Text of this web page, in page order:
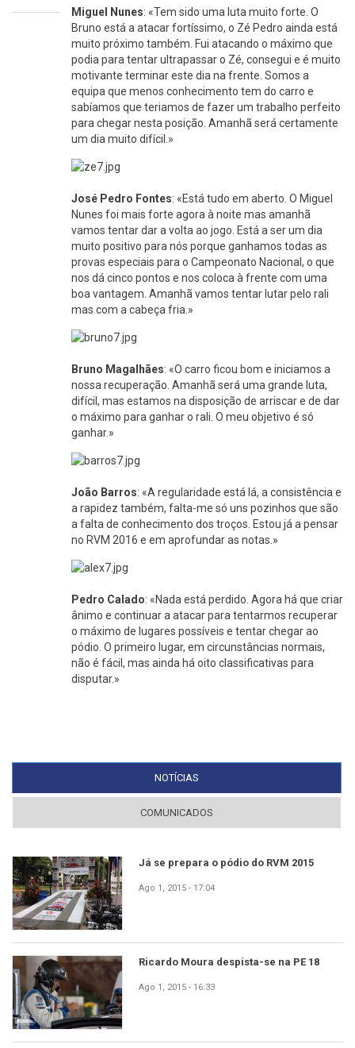
Miguel Nunes: «Tem sido uma luta muito forte. O
Bruno está a atacar fortíssimo, o Zé Pedro ainda está
muito próximo também. Fui atacando o máximo que
podia para tentar ultrapassar o Zé, consegui e é muito
motivante terminar este dia na frente. Somos a
equipa que menos conhecimento tem do carro e
sabíamos que teriamos de fazer um trabalho perfeito
para chegar nesta posição. Amanhã será certamente
um dia muito difícil.»
José Pedro Fontes: «Está tudo em aberto. O Miguel
Nunes foi mais forte agora à noite mas amanhã
vamos tentar dar a volta ao jogo. Está a ser um dia
muito positivo para nós porque ganhamos todas as
provas especiais para o Campeonato Nacional, o que
nos dá cinco pontos e nos coloca à frente com uma
boa vantagem. Amanhã vamos tentar lutar pelo rali
mas com a cabeça fria.»
Bruno Magalhães: «O carro ficou bom e iniciamos a
nossa recuperação. Amanhã será uma grande luta,
difícil, mas estamos na disposição de arriscar e de dar
o máximo para ganhar o rali. O meu objetivo é só
ganhar.»
João Barros: «A regularidade está lá, a consistência e
a rapidez também, falta-me só uns pozinhos que são
a falta de conhecimento dos troços. Estou já a pensar
no RVM 2016 e em aprofundar as notas.»
Pedro Calado: «Nada está perdido. Agora há que criar
ânimo e continuar a atacar para tentarmos recuperar
o máximo de lugares possíveis e tentar chegar ao
pódio. O primeiro lugar, em circunstâncias normais,
não é fácil, mas ainda há oito classificativas para
disputar.»
NOTÍCIAS
COMUNICADOS
Já se prepara o pódio do RVM 2015
Ago 1, 2015 - 17:04
Ricardo Moura despista-se na PE 18
Ago 1, 2015 - 16:33